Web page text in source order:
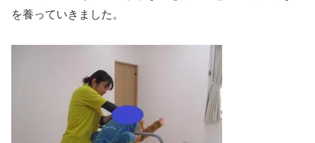
を養っていきました。